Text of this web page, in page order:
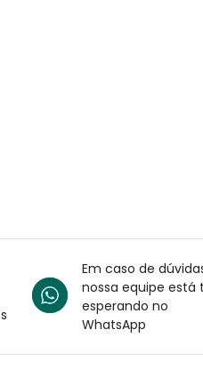
Em caso de
nossa equipe está
esperando no
WhatsApp